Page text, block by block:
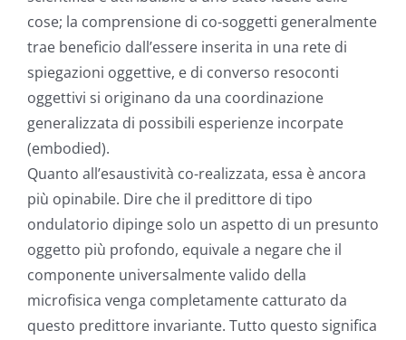
cose; la comprensione di co-soggetti generalmente
trae beneficio dall’essere inserita in una rete di
spiegazioni oggettive, e di converso resoconti
oggettivi si originano da una coordinazione
generalizzata di possibili esperienze incorpate
(embodied).
Quanto all’esaustività co-realizzata, essa è ancora
più opinabile. Dire che il predittore di tipo
ondulatorio dipinge solo un aspetto di un presunto
oggetto più profondo, equivale a negare che il
componente universalmente valido della
microfisica venga completamente catturato da
questo predittore invariante. Tutto questo significa